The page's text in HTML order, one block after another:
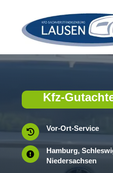
Kfz-
 Vor-Ort-Service

Hamburg,
Niedersachsen